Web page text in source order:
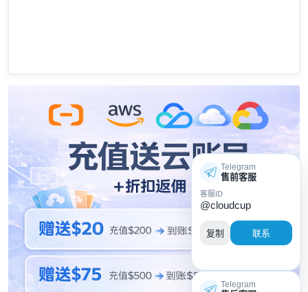
Telegram
售前客服
客服ID
@cloudcup
复制 联系
Telegram